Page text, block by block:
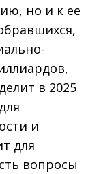
но и к ее
в 2025
и
для
вопросы